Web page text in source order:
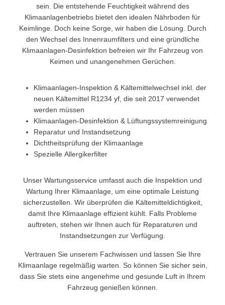
sein. Die entstehende Feuchtigkeit während des
Klimaanlagenbetriebs bietet den idealen Nährboden für
Keimlinge. Doch keine Sorge, wir haben die Lösung. Durch
den Wechsel des Innenraumfilters und eine gründliche
Klimaanlagen-Desinfektion befreien wir Ihr Fahrzeug von
Keimen und unangenehmen Gerüchen.
Klimaanlagen-Inspektion & Kältemittelwechsel inkl. der
neuen Kältemittel R1234 yf, die seit 2017 verwendet
werden müssen
Klimaanlagen-Desinfektion & Lüftungssystemreinigung
Reparatur und Instandsetzung
Dichtheitsprüfung der Klimaanlage
Spezielle Allergikerfilter
Unser Wartungsservice umfasst auch die Inspektion und
Wartung Ihrer Klimaanlage, um eine optimale Leistung
sicherzustellen. Wir überprüfen die Kältemitteldichtigkeit,
damit Ihre Klimaanlage effizient kühlt. Falls Probleme
auftreten, stehen wir Ihnen auch für Reparaturen und
Instandsetzungen zur Verfügung.
Vertrauen Sie unserem Fachwissen und lassen Sie Ihre
Klimaanlage regelmäßig warten. So können Sie sicher sein,
dass Sie stets eine angenehme und gesunde Luft in Ihrem
Fahrzeug genießen können.